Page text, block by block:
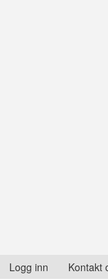
Logg inn Kontakt